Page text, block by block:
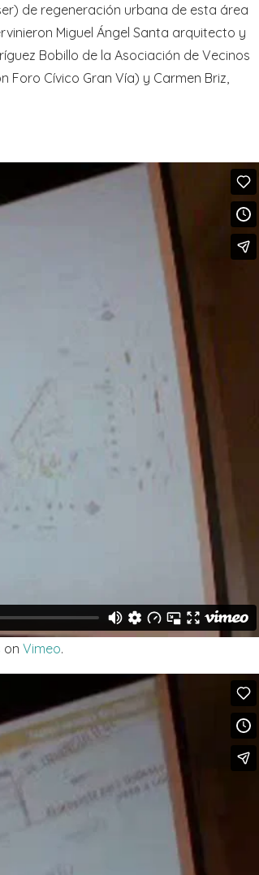
de regeneración urbana de esta área
Miguel Ángel Santa arquitecto y
Bobillo de la Asociación de Vecinos
Foro Cívico Gran Vía) y Carmen Briz,
on Vimeo.